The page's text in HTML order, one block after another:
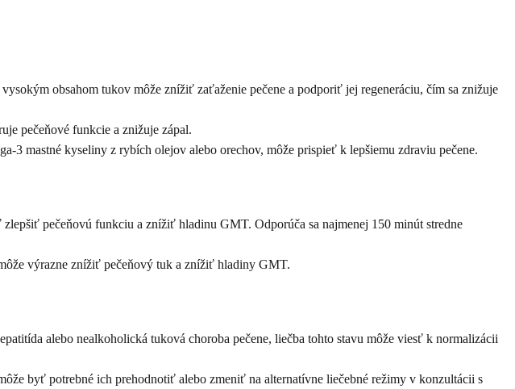
obsahom tukov môže znížiť zaťaženie pečene a podporiť jej regeneráciu, čím sa znižuje
pečeňové funkcie a znižuje zápal.
3 mastné kyseliny z rybích olejov alebo orechov, môže prispieť k lepšiemu zdraviu pečene.
pečeňovú funkciu a znížiť hladinu GMT. Odporúča sa najmenej 150 minút stredne
výrazne znížiť pečeňový tuk a znížiť hladiny GMT.
alebo nealkoholická tuková choroba pečene, liečba tohto stavu môže viesť k normalizácii
byť potrebné ich prehodnotiť alebo zmeniť na alternatívne liečebné režimy v konzultácii s